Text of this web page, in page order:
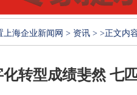
上海企业新闻网 > 资讯 > >正文内
化转型成绩斐然 七